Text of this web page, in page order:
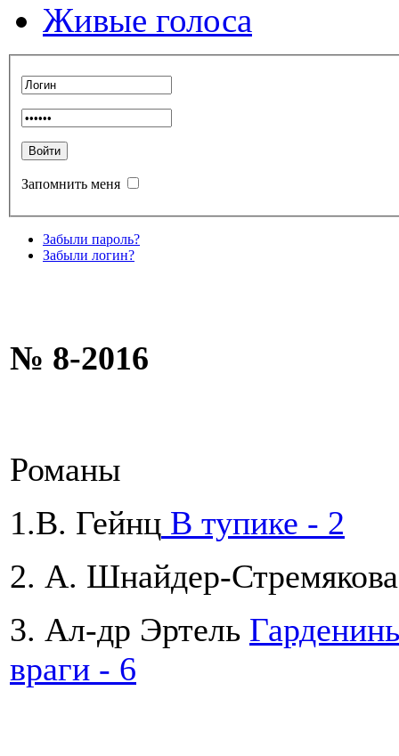
Живые голоса
Запомнить меня
Забыли пароль?
Забыли логин?
№ 8-2016
Романы
1.В. Гейнц В тупике - 2
2. А. Шнайдер-
3. Ал-др Эртель
враги - 6